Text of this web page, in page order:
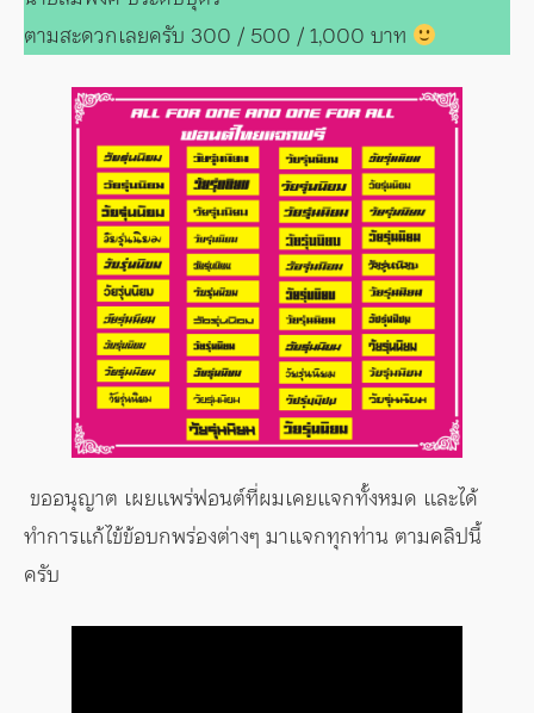
ตามสะดวกเลยครับ 300 / 500 / 1,000 บาท
ขออนุญาต เผยแพร่ฟอนต์ที่ผมเคยแจกทั้งหมด และได้
ทำการแก้ไข้ข้อบกพร่องต่างๆ มาแจกทุกท่าน ตามคลิปนี้
ครับ